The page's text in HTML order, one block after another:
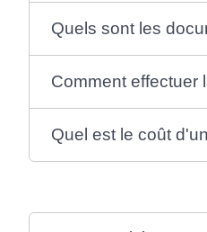
Quels sont les
Comment effectuer
Quel est le coût